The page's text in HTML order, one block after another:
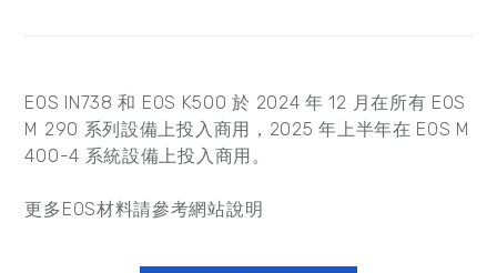
EOS IN738 和 EOS K500 於 2024 年 12 月在所有 EOS
M 290 系列設備上投入商用，2025 年上半年在 EOS M
400-4 系統設備上投入商用。
更多EOS材料請參考網站說明